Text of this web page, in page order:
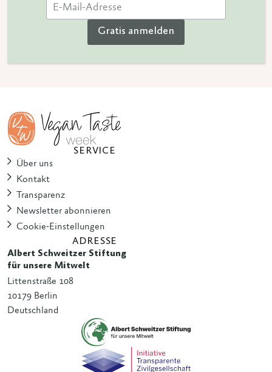
Gratis anmelden
SERVICE
Über uns
Kontakt
Transparenz
Newsletter abonnieren
Cookie-Einstellungen
ADRESSE
Albert Schweitzer Stiftung
für unsere Mitwelt
Littenstraße 108
10179 Berlin
Deutschland